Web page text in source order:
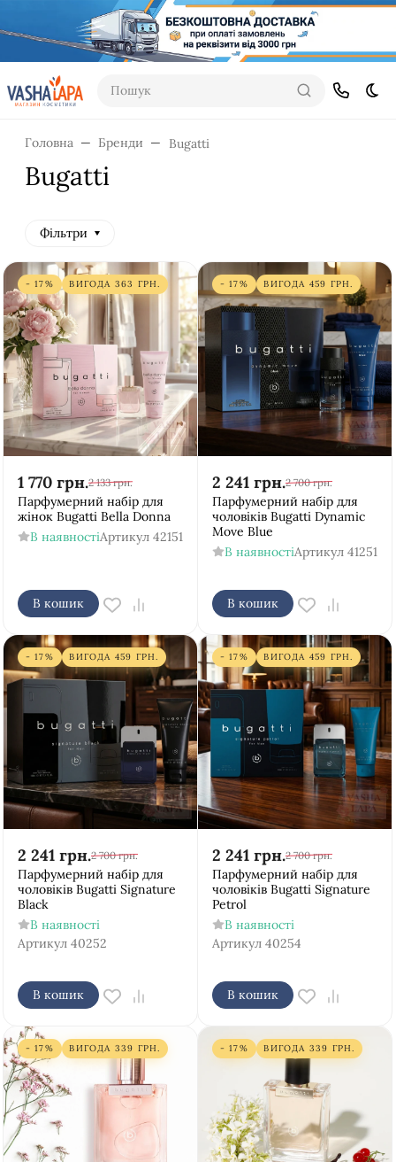
Пошук
Головна Бренди Bugatti
Bugatti
Фільтри
- 17% ВИГОДА 363 ГРН.
1 770 грн.2 133 грн.
Парфумерний набір для
жінок Bugatti Bella Donna
В наявностіАртикул 42151
В кошик
- 17% ВИГОДА 459 ГРН.
2 241 грн.2 700 грн.
Парфумерний набір для
чоловіків Bugatti Dynamic
Move Blue
В наявностіАртикул 41251
В кошик
- 17% ВИГОДА 459 ГРН.
2 241 грн.2 700 грн.
Парфумерний набір для
чоловіків Bugatti Signature
Black
В наявності
Артикул 40252
В кошик
- 17% ВИГОДА 459 ГРН.
2 241 грн.2 700 грн.
Парфумерний набір для
чоловіків Bugatti Signature
Petrol
В наявності
Артикул 40254
В кошик
- 17% ВИГОДА 339 ГРН. - 17% ВИГОДА 339 ГРН.